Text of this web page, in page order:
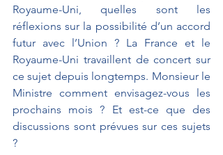
Royaume-Uni, quelles sont les
réflexions sur la possibilité d’un accord
futur avec l’Union ? La France et le
Royaume-Uni travaillent de concert sur
ce sujet depuis longtemps. Monsieur le
Ministre comment envisagez-vous les
prochains mois ? Et est-ce que des
discussions sont prévues sur ces sujets
?